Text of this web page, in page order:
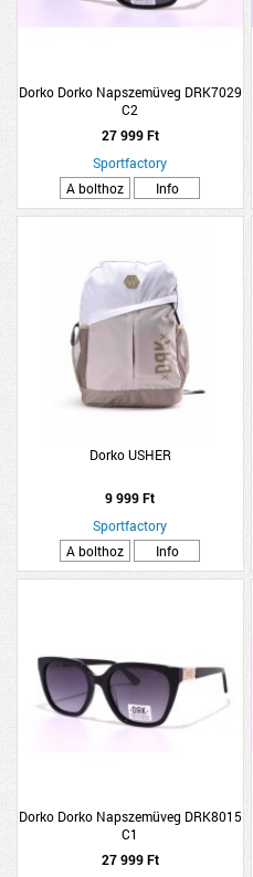
Dorko Dorko Napszemüveg DRK7029
C2
27 999 Ft
Sportfactory
A bolthoz
Info
Dorko USHER
9 999 Ft
Sportfactory
A bolthoz
Info
Dorko Dorko Napszemüveg DRK8015
C1
27 999 Ft